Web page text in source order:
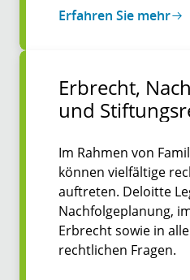
Erfahren Sie mehr
Erbrecht,
und
Im Rahmen von
können vielfältige
auftreten. Deloitte
Nachfolgeplanung,
Erbrecht sowie in
rechtlichen Fragen.